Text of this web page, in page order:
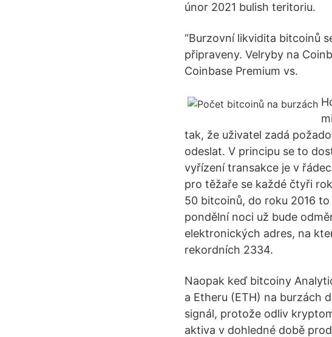
únor 2021 bulish teritoriu.
“Burzovní likvidita bitcoinů
připraveny. Velryby na
Coinbase Premium vs.
tak, že uživatel zadá
odeslat. V principu se to
vyřízení transakce je v
pro těžaře se každé čtyři
50 bitcoinů, do roku 2016
pondělní noci už bude
elektronických adres, na
rekordních 2334.
Naopak keď bitcoiny
a Etheru (ETH) na burzách
signál, protože odliv
aktiva v dohledné době